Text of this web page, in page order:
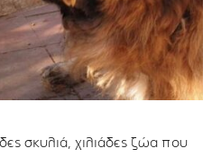
σκυλιά, χιλιάδες ζώα που